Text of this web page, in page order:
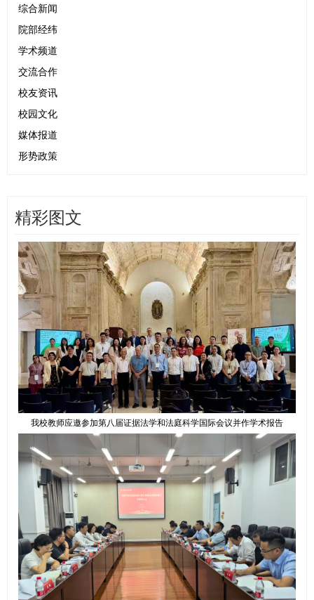
综合新闻
院部经纬
学术频道
交流合作
校友资讯
校园文化
媒体报道
形势政策
精彩图文
我校教师应邀参加第八届证据法学和法庭科学国际会议并作学术报告